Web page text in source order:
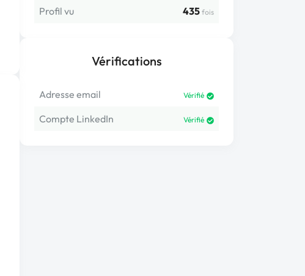
Profil vu
435 fois
Vérifications
Adresse email Vérifié
Compte LinkedIn Vérifié